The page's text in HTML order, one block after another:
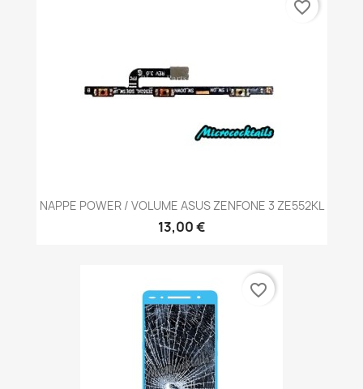
NAPPE POWER / VOLUME ASUS ZENFONE 3 ZE552KL
13,00 €
favorite_border
favorite_border